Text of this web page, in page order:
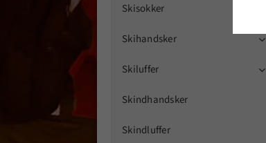
Skisokker
Skihandsker 
Skiluffer 
Skindhandsker
Skindluffer